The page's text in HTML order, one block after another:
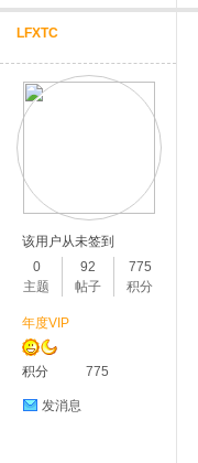
LFXTC
该用户从未签到
0
主题
92
帖子
775
积分
年度VIP
积分 775
发消息